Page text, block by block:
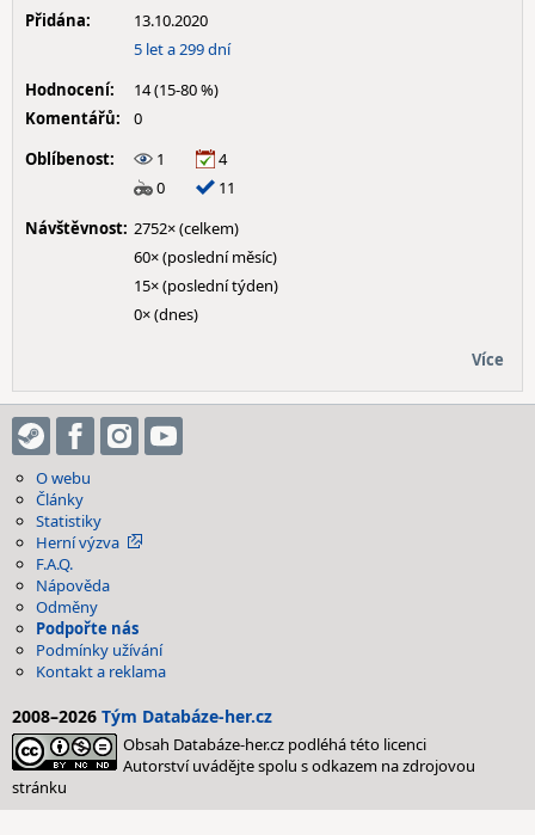
Přidána:
13.10.2020
5 let a 299 dní
Hodnocení:
14 (15-80 %)
Komentářů:
0
Oblíbenost:
1
4
0
11
Návštěvnost: 2752× (celkem)
60× (poslední měsíc)
15× (poslední týden)
0× (dnes)
Více
O webu
Články
Statistiky
Herní výzva
F.A.Q.
Nápověda
Odměny
Podpořte nás
Podmínky užívání
Kontakt a reklama
2008–2026 Tým Databáze-her.cz
Obsah Databáze-her.cz podléhá této licenci
Autorství uvádějte spolu s odkazem na zdrojovou
stránku